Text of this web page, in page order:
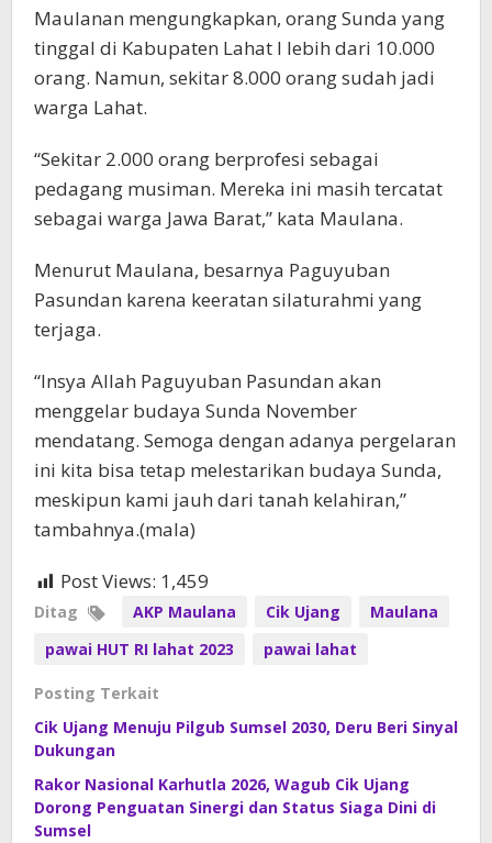
Maulanan mengungkapkan, orang Sunda yang
tinggal di Kabupaten Lahat l lebih dari 10.000
orang. Namun, sekitar 8.000 orang sudah jadi
warga Lahat.
“Sekitar 2.000 orang berprofesi sebagai
pedagang musiman. Mereka ini masih tercatat
sebagai warga Jawa Barat,” kata Maulana.
Menurut Maulana, besarnya Paguyuban
Pasundan karena keeratan silaturahmi yang
terjaga.
“Insya Allah Paguyuban Pasundan akan
menggelar budaya Sunda November
mendatang. Semoga dengan adanya pergelaran
ini kita bisa tetap melestarikan budaya Sunda,
meskipun kami jauh dari tanah kelahiran,”
tambahnya.(mala)
Post Views: 1,459
Ditag AKP Maulana Cik Ujang
Maulana
pawai HUT RI lahat 2023
pawai lahat
Posting Terkait
Cik Ujang Menuju Pilgub Sumsel 2030, Deru Beri Sinyal
Dukungan
Rakor Nasional Karhutla 2026, Wagub Cik Ujang
Dorong Penguatan Sinergi dan Status Siaga Dini di
Sumsel